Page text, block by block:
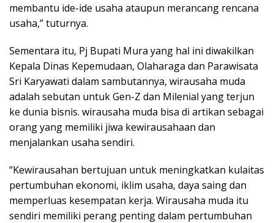
membantu ide-ide usaha ataupun merancang rencana
usaha,” tuturnya.
Sementara itu, Pj Bupati Mura yang hal ini diwakilkan
Kepala Dinas Kepemudaan, Olaharaga dan Parawisata
Sri Karyawati dalam sambutannya, wirausaha muda
adalah sebutan untuk Gen-Z dan Milenial yang terjun
ke dunia bisnis. wirausaha muda bisa di artikan sebagai
orang yang memiliki jiwa kewirausahaan dan
menjalankan usaha sendiri.
“Kewirausahan bertujuan untuk meningkatkan kulaitas
pertumbuhan ekonomi, iklim usaha, daya saing dan
memperluas kesempatan kerja. Wirausaha muda itu
sendiri memiliki perang penting dalam pertumbuhan